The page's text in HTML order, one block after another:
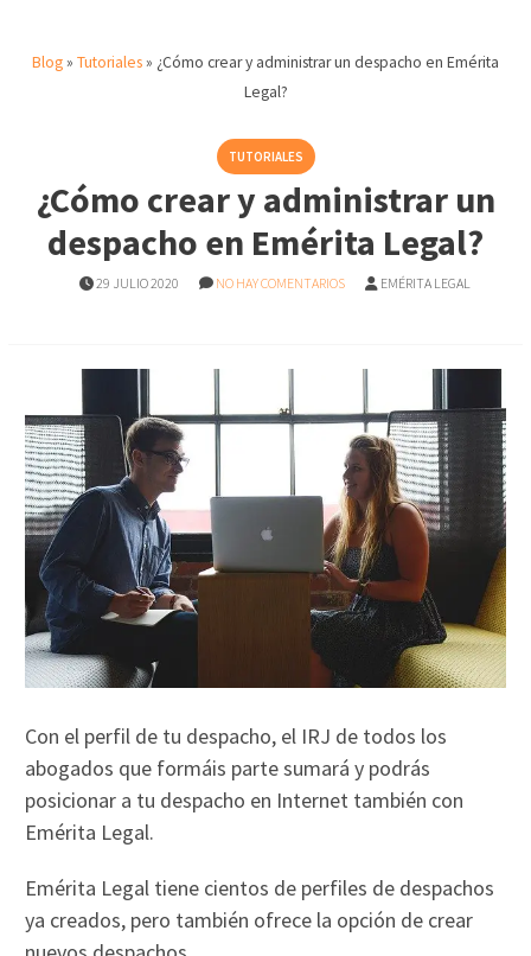
Blog» Tutoriales» ¿Cómo crear y administrar un despacho en Emérita
Legal?
TUTORIALES
¿Cómo crear y administrar un
despacho en Emérita Legal?
29 JULIO 2020 NO HAY COMENTARIOS EMÉRITA LEGAL
Con el perfil de tu despacho, el IRJ de todos los
abogados que formáis parte sumará y podrás
posicionar a tu despacho en Internet también con
Emérita Legal.
Emérita Legal tiene cientos de perfiles de despachos
ya creados, pero también ofrece la opción de crear